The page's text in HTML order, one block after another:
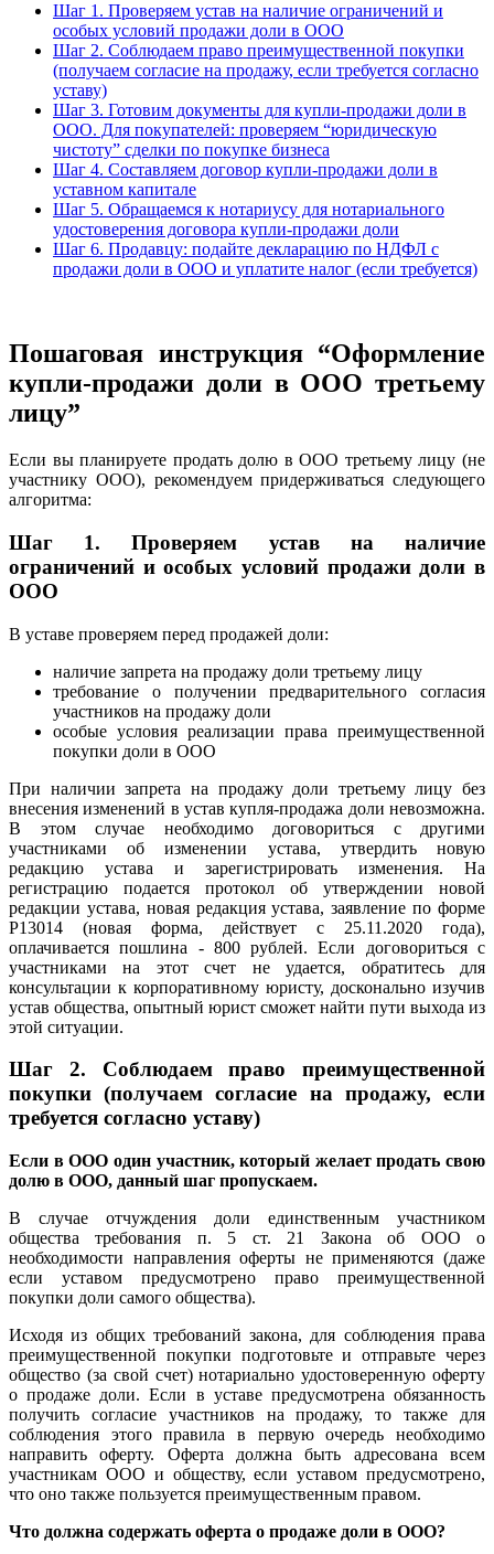
Шаг 1. Проверяем устав на наличие ограничений и
особых условий продажи доли в ООО
Шаг 2. Соблюдаем право преимущественной покупки
(получаем согласие на продажу, если требуется согласно
уставу)
Шаг 3. Готовим документы для купли-продажи доли в
ООО. Для покупателей: проверяем “юридическую
чистоту” сделки по покупке бизнеса
Шаг 4. Составляем договор купли-продажи доли в
уставном капитале
Шаг 5. Обращаемся к нотариусу для нотариального
удостоверения договора купли-продажи доли
Шаг 6. Продавцу: подайте декларацию по НДФЛ с
продажи доли в ООО и уплатите налог (если требуется)
Пошаговая инструкция “Оформление
купли-продажи доли в ООО третьему
лицу”
Если вы планируете продать долю в ООО третьему лицу (не
участнику ООО), рекомендуем придерживаться следующего
алгоритма:
Шаг 1.Проверяем устав на наличие
ограничений и особых условий продажи доли в
ООО
В уставе проверяем перед продажей доли:
наличие запрета на продажу доли третьему лицу
требование о получении предварительного согласия
участников на продажу доли
особые условия реализации права преимущественной
покупки доли в ООО
При наличии запрета на продажу доли третьему лицу без
внесения изменений в устав купля-продажа доли невозможна.
В этом случае необходимо договориться с другими
участниками об изменении устава, утвердить новую
редакцию устава и зарегистрировать изменения. На
регистрацию подается протокол об утверждении новой
редакции устава, новая редакция устава, заявление по форме
Р13014 (новая форма, действует с 25.11.2020 года),
оплачивается пошлина - 800 рублей. Если договориться с
участниками на этот счет не удается, обратитесь для
консультации к корпоративному юристу, досконально изучив
устав общества, опытный юрист сможет найти пути выхода из
этой ситуации.
Шаг 2. Соблюдаем право преимущественной
покупки (получаем согласие на продажу, если
требуется согласно уставу)
Если в ООО один участник, который желает продать свою
долю в ООО, данный шаг пропускаем.
В случае отчуждения доли единственным участником
общества требования п. 5 ст. 21 Закона об ООО о
необходимости направления оферты не применяются (даже
если уставом предусмотрено право преимущественной
покупки доли самого общества).
Исходя из общих требований закона, для соблюдения права
преимущественной покупки подготовьте и отправьте через
общество (за свой счет) нотариально удостоверенную оферту
о продаже доли. Если в уставе предусмотрена обязанность
получить согласие участников на продажу, то также для
соблюдения этого правила в первую очередь необходимо
направить оферту. Оферта должна быть адресована всем
участникам ООО и обществу, если уставом предусмотрено,
что оно также пользуется преимущественным правом.
Что должна содержать оферта о продаже доли в ООО?